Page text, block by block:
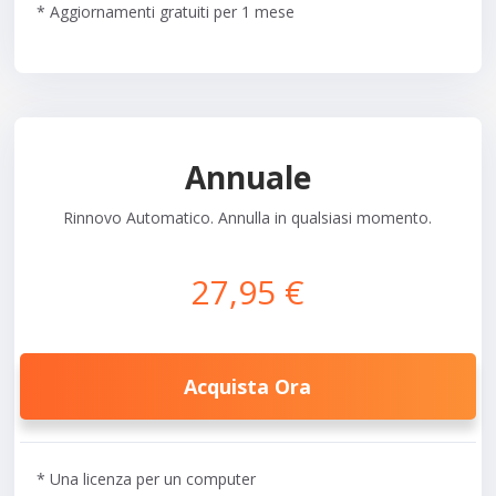
* Aggiornamenti gratuiti per 1 mese
Annuale
Rinnovo Automatico. Annulla in qualsiasi momento.
27,95 €
Acquista Ora
* Una licenza per un computer